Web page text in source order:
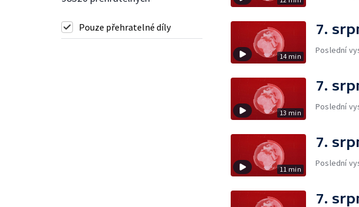
Pouze přehratelné díly
14 min
7.
Poslední
13 min
7.
Poslední
11 min
7.
Poslední
7.